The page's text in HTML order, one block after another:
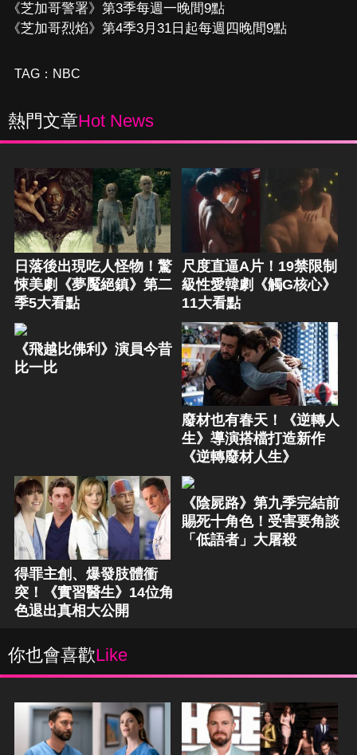
《芝加哥警署》第3季每週一晚間9點
《芝加哥烈焰》第4季3月31日起每週四晚間9點
TAG： NBC
熱門文章Hot News
日落後出現吃人怪物！驚
悚美劇《夢魘絕鎮》第二
季5大看點
尺度直逼A片！19禁限制
級性愛韓劇《觸G核心》
11大看點
《飛越比佛利》演員今昔
比一比
廢材也有春天！《逆轉人
生》導演搭檔打造新作
《逆轉廢材人生》
得罪主創、爆發肢體衝
突！《實習醫生》14位角
色退出真相大公開
《陰屍路》第九季完結前
賜死十角色！受害要角談
「低語者」大屠殺
你也會喜歡Like